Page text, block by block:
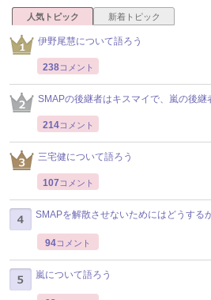
人気トピック 新着トピック
伊野尾慧について語ろう
238コメント
SMAPの後継者はキスマイで、嵐の後継
214コメント
三宅健について語ろう
107 コメント
SMAPを解散させないためにはどうする
94コメント
嵐について語ろう